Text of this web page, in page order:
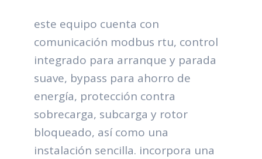
este equipo cuenta con
comunicación modbus rtu, control
integrado para arranque y parada
suave, bypass para ahorro de
energía, protección contra
sobrecarga, subcarga y rotor
bloqueado, así como una
instalación sencilla. incorpora una